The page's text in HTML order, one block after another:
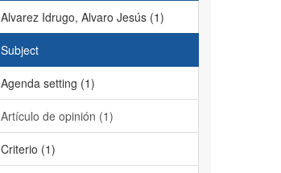
Alvarez Idrugo, Alvaro Jesús (1)
Subject
Agenda setting (1)
Artículo de opinión (1)
Criterio (1)